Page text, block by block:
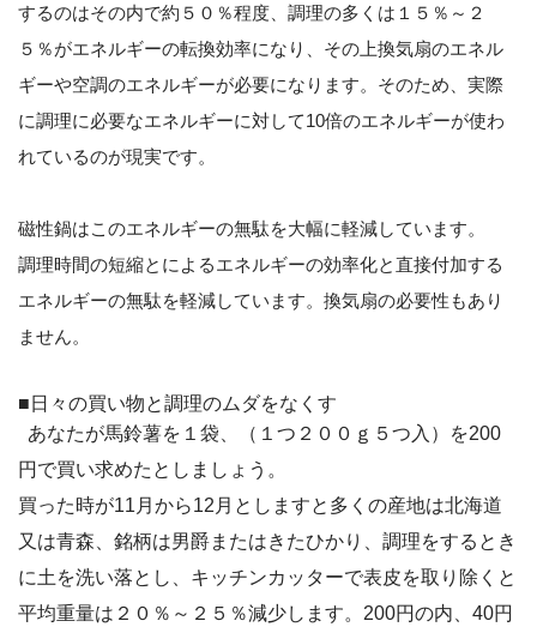
するのはその内で約５０％程度、調理の多くは１５％～２
５％がエネルギーの転換効率になり、その上換気扇のエネル
ギーや空調のエネルギーが必要になります。そのため、実際
に調理に必要なエネルギーに対して10倍のエネルギーが使わ
れているのが現実です。
磁性鍋はこのエネルギーの無駄を大幅に軽減しています。
調理時間の短縮とによるエネルギーの効率化と直接付加する
エネルギーの無駄を軽減しています。換気扇の必要性もあり
ません。
■日々の買い物と調理のムダをなくす
あなたが馬鈴薯を１袋、（１つ２００ｇ５つ入）を200
円で買い求めたとしましょう。
買った時が11月から12月としますと多くの産地は北海道
又は青森、銘柄は男爵またはきたひかり、調理をするとき
に土を洗い落とし、キッチンカッターで表皮を取り除くと
平均重量は２０％～２５％減少します。200円の内、40円